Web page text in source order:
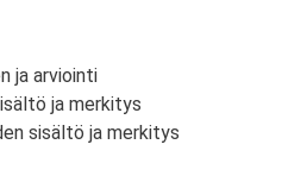
ja arviointi
ja merkitys
sisältö ja merkitys